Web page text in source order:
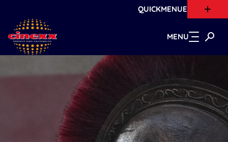
Zum Hauptinhalt springen
QUICKMENUE
MENU